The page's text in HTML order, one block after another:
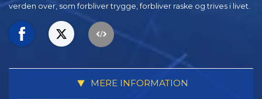
verden over, som forbliver trygge, forbliver raske og trives i livet.
MERE INFORMATION